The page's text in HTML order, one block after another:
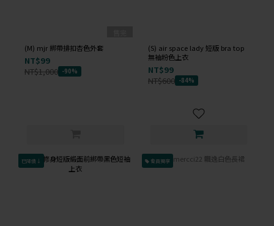
(M) mjr 綁帶排扣杏色外套
NT$99
NT$1,000 -90%
(S) air space lady 短版 bra top
無袖粉色上衣
NT$99
NT$600 -84%
已降價↓ 會員獨享